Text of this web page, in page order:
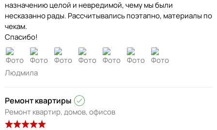
назначению целой и невредимой, чему мы были
несказанно рады. Рассчитывались поэтапно, материалы по
чекам.
Спасибо!
Людмила
Ремонт квартиры
Ремонт квартир, домов, офисов